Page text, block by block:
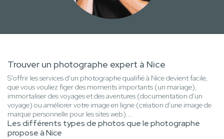
Trouver un photographe expert à Nice
S'offrir les services d'un photographe qualifié à Nice devient facile,
que vous vouliez figer des moments importants (un mariage),
immortaliser des voyages et des aventures (documentation d'un
voyage) ou améliorer votre image en ligne (création d'une image de
marque personnelle pour les sites web)...
Les différents types de photos que le photographe
propose à Nice